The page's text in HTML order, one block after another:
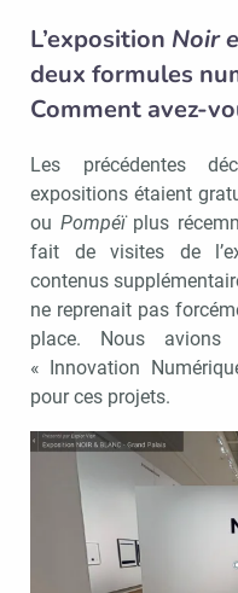
L’exposition Noir
deux formules
Comment avez-
Les précédentes
expositions étaient
ou Pompéï plus
fait de visites de
contenus
ne reprenait pas
place. Nous
« Innovation
pour ces projets.